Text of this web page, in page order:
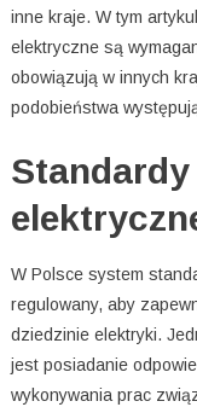
inne kraje. W tym
elektryczne są
obowiązują w innych
podobieństwa
W Polsce system
regulowany, aby
dziedzinie elektryki.
jest posiadanie
wykonywania prac